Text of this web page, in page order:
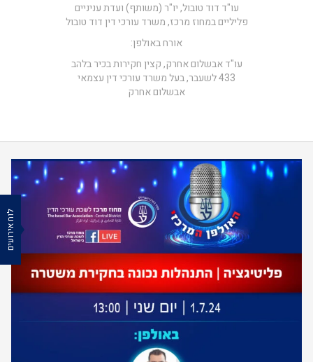
עו"ד דוד טובול, יו"ר (משותף) ועדת עניניים
פליליים במחוז מרכז, משרד עורכי דין דוד טובול
אורח באולפן:
עו"ד אבשלום אחרק, קצין חקירות בכיר בלהב
433 לשעבר, בעל משרד עורכי דין עצמאי
אבשלום אחרק
לוח אירועים